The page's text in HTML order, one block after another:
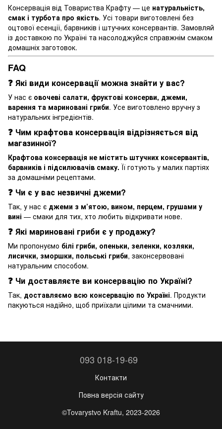
Консервація від Товариства Крафту — це натуральність,
смак і турбота про якість. Усі товари виготовлені без
оцтової есенції, барвників і штучних консервантів. Замовляй
із доставкою по Україні та насолоджуйся справжнім смаком
домашніх заготовок.
FAQ
❓ Які види консервації можна знайти у вас?
У нас є овочеві салати, фруктові консерви, джеми,
варення та мариновані гриби. Усе виготовлено вручну з
натуральних інгредієнтів.
❓ Чим крафтова консервація відрізняється від
магазинної?
Крафтова консервація не містить штучних консервантів,
барвників і підсилювачів смаку. Її готують у малих партіях
за домашніми рецептами.
❓ Чи є у вас незвичні джеми?
Так, у нас є джеми з м’ятою, вином, перцем, грушами у
вині — смаки для тих, хто любить відкривати нове.
❓ Які мариновані гриби є у продажу?
Ми пропонуємо білі гриби, опеньки, зеленки, козляки,
лисички, зморшки, польські гриби, законсервовані
натуральним способом.
❓ Чи доставляєте ви консервацію по Україні?
Так, доставляємо всю консервацію по Україні. Продукти
пакуються надійно, щоб приїхали цілими та смачними.
093 018-19-69
Контакти
Повна версія сайту
©Tovarystvo Kraftu, 2023-2026